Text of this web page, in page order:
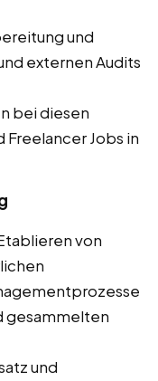
und
externen Audits
bei diesen
Jobs in
von
gesammelten
und